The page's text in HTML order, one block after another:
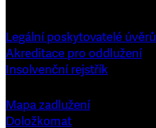
Legální poskytovatelé úvěrů
Akreditace pro oddlužení
Insolvenční rejstřík
Mapa zadlužení
Doložkomat